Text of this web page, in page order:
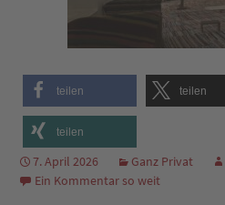
teilen teilen
teilen
7. April 2026 Ganz Privat
Ein Kommentar so weit